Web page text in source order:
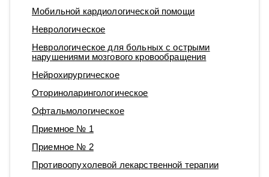
Мобильной кардиологической помощи
Неврологическое
Неврологическое для больных с острыми
нарушениями мозгового кровообращения
Нейрохирургическое
Оториноларингологическое
Офтальмологическое
Приемное № 1
Приемное № 2
Противоопухолевой лекарственной терапии